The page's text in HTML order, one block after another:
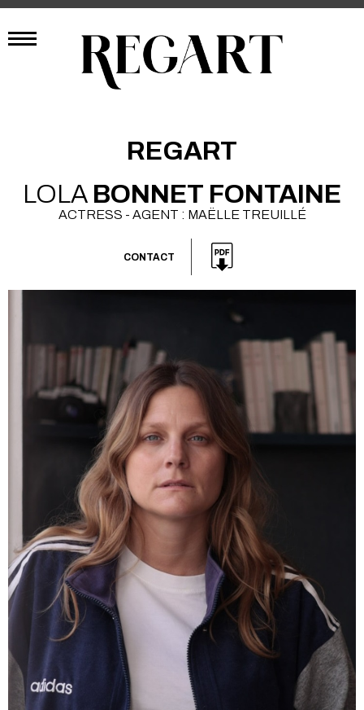
REGART
LOLA BONNET FONTAINE
ACTRESS - AGENT : MAËLLE TREUILLÉ
CONTACT